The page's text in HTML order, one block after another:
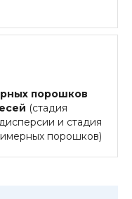
порошков
(стадия
и стадия
порошков)